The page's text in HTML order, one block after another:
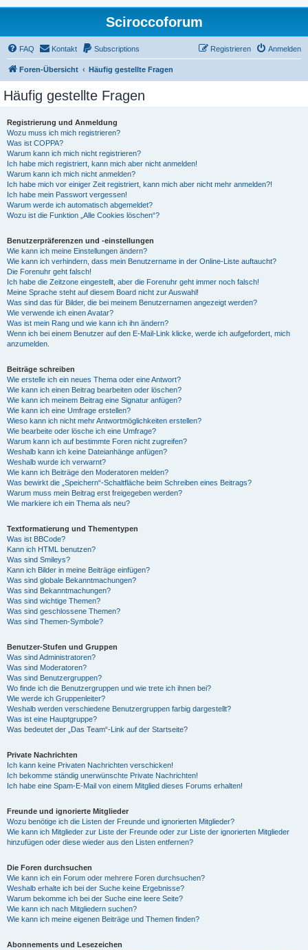
Sciroccoforum
FAQ Kontakt Subscriptions Anmelden
Registrieren
Foren-Übersicht Häufig gestellte Fragen
Häufig gestellte Fragen
Registrierung und Anmeldung
Wozu muss ich mich registrieren?
Was ist COPPA?
Warum kann ich mich nicht registrieren?
Ich habe mich registriert, kann mich aber nicht anmelden!
Warum kann ich mich nicht anmelden?
Ich habe mich vor einiger Zeit registriert, kann mich aber nicht mehr anmelden?!
Ich habe mein Passwort vergessen!
Warum werde ich automatisch abgemeldet?
Wozu ist die Funktion „Alle Cookies löschen“?
Benutzerpräferenzen und -einstellungen
Wie kann ich meine Einstellungen ändern?
Wie kann ich verhindern, dass mein Benutzername in der Online-Liste auftaucht?
Die Forenuhr geht falsch!
Ich habe die Zeitzone eingestellt, aber die Forenuhr geht immer noch falsch!
Meine Sprache steht auf diesem Board nicht zur Auswahl!
Was sind das für Bilder, die bei meinem Benutzernamen angezeigt werden?
Wie verwende ich einen Avatar?
Was ist mein Rang und wie kann ich ihn ändern?
Wenn ich bei einem Benutzer auf den E-Mail-Link klicke, werde ich aufgefordert, mich
anzumelden.
Beiträge schreiben
Wie erstelle ich ein neues Thema oder eine Antwort?
Wie kann ich einen Beitrag bearbeiten oder löschen?
Wie kann ich meinem Beitrag eine Signatur anfügen?
Wie kann ich eine Umfrage erstellen?
Wieso kann ich nicht mehr Antwortmöglichkeiten erstellen?
Wie bearbeite oder lösche ich eine Umfrage?
Warum kann ich auf bestimmte Foren nicht zugreifen?
Weshalb kann ich keine Dateianhänge anfügen?
Weshalb wurde ich verwarnt?
Wie kann ich Beiträge den Moderatoren melden?
Was bewirkt die „Speichern“-Schaltfläche beim Schreiben eines Beitrags?
Warum muss mein Beitrag erst freigegeben werden?
Wie markiere ich ein Thema als neu?
Textformatierung und Thementypen
Was ist BBCode?
Kann ich HTML benutzen?
Was sind Smileys?
Kann ich Bilder in meine Beiträge einfügen?
Was sind globale Bekanntmachungen?
Was sind Bekanntmachungen?
Was sind wichtige Themen?
Was sind geschlossene Themen?
Was sind Themen-Symbole?
Benutzer-Stufen und Gruppen
Was sind Administratoren?
Was sind Moderatoren?
Was sind Benutzergruppen?
Wo finde ich die Benutzergruppen und wie trete ich ihnen bei?
Wie werde ich Gruppenleiter?
Weshalb werden verschiedene Benutzergruppen farbig dargestellt?
Was ist eine Hauptgruppe?
Was bedeutet der „Das Team“-Link auf der Startseite?
Private Nachrichten
Ich kann keine Privaten Nachrichten verschicken!
Ich bekomme ständig unerwünschte Private Nachrichten!
Ich habe eine Spam-E-Mail von einem Mitglied dieses Forums erhalten!
Freunde und ignorierte Mitglieder
Wozu benötige ich die Listen der Freunde und ignorierten Mitglieder?
Wie kann ich Mitglieder zur Liste der Freunde oder zur Liste der ignorierten Mitglieder
hinzufügen oder diese wieder aus den Listen entfernen?
Die Foren durchsuchen
Wie kann ich ein Forum oder mehrere Foren durchsuchen?
Weshalb erhalte ich bei der Suche keine Ergebnisse?
Warum bekomme ich bei der Suche eine leere Seite?
Wie kann ich nach Mitgliedern suchen?
Wie kann ich meine eigenen Beiträge und Themen finden?
Abonnements und Lesezeichen